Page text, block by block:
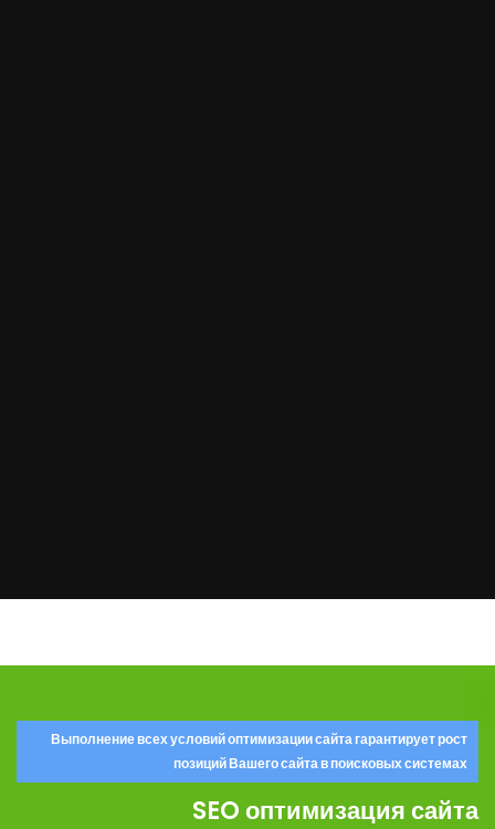
Выполнение всех условий оптимизации сайта гарантирует рост
позиций Вашего сайта в поисковых системах
SEO оптимизация сайта